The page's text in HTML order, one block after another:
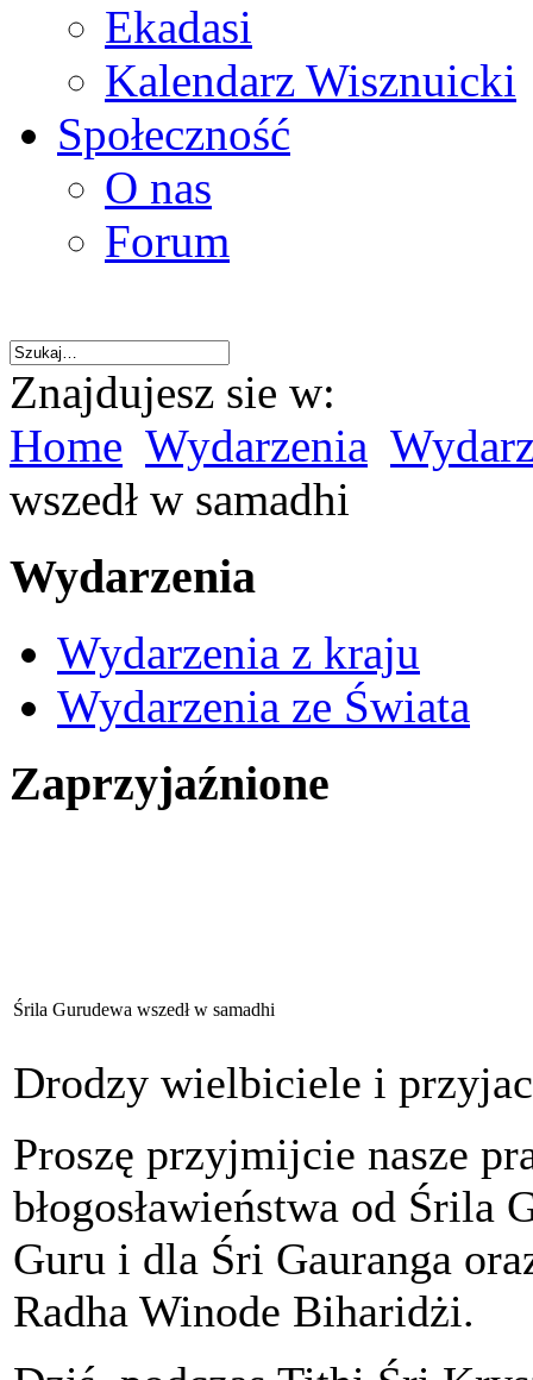
Ekadasi
Kalendarz Wisznuicki
Społeczność
O nas
Forum
Znajdujesz sie w:
Home Wydarzenia
wszedł w samadhi
Wydarzenia
Wydarzenia z kraju
Wydarzenia ze Świata
Zaprzyjaźnione
Śrila Gurudewa wszedł w samadhi
Drodzy wielbiciele i
Proszę przyjmijcie nasze
błogosławieństwa od Śrila
Guru i dla Śri Gauranga
Radha Winode Biharidżi.